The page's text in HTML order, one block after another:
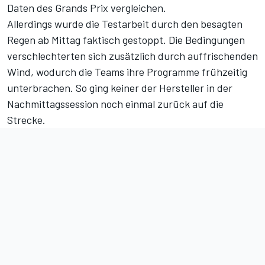
Daten des Grands Prix vergleichen.
Allerdings wurde die Testarbeit durch den besagten
Regen ab Mittag faktisch gestoppt. Die Bedingungen
verschlechterten sich zusätzlich durch auffrischenden
Wind, wodurch die Teams ihre Programme frühzeitig
unterbrachen. So ging keiner der Hersteller in der
Nachmittagssession noch einmal zurück auf die
Strecke.